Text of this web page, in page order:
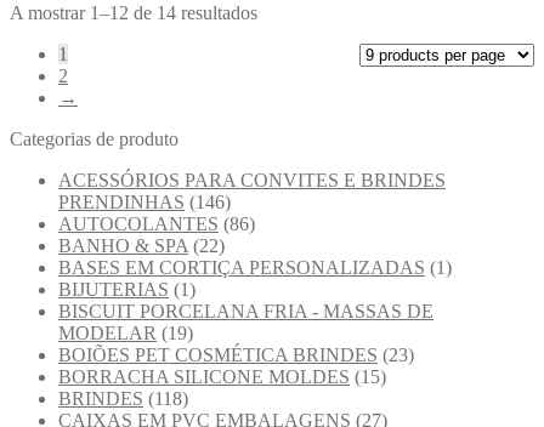
A mostrar 1–12 de 14 resultados
1
2
→
Categorias de produto
ACESSÓRIOS PARA CONVITES E BRINDES
PRENDINHAS (146)
AUTOCOLANTES (86)
BANHO & SPA (22)
BASES EM CORTIÇA PERSONALIZADAS (1)
BIJUTERIAS (1)
BISCUIT PORCELANA FRIA - MASSAS DE
MODELAR (19)
BOIÕES PET COSMÉTICA BRINDES (23)
BORRACHA SILICONE MOLDES (15)
BRINDES (118)
CAIXAS EM PVC EMBALAGENS (27)